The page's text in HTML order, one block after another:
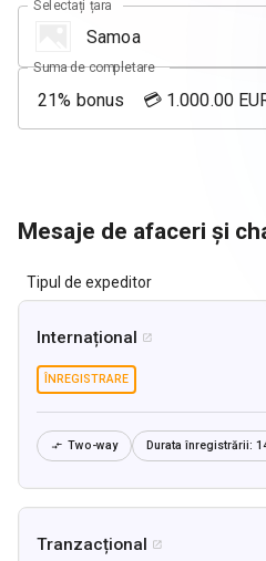
Selectați țara
Suma de completare
Mesaje de afaceri și
Tipul de expeditor
Internațional 
ÎNREGISTRARE
 Two-way Durata înregistrării:
Tranzacțional 